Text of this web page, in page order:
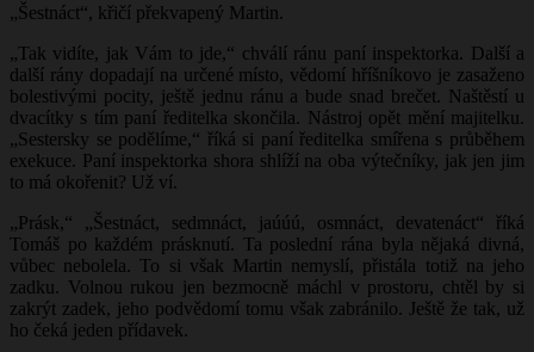
„Šestnáct“, křičí překvapený Martin.
„Tak vidíte, jak Vám to jde,“ chválí ránu paní inspektorka. Další a
další rány dopadají na určené místo, vědomí hříšníkovo je zasaženo
bolestivými pocity, ještě jednu ránu a bude snad brečet. Naštěstí u
dvacítky s tím paní ředitelka skončila. Nástroj opět mění majitelku.
„Sestersky se podělíme,“ říká si paní ředitelka smířena s průběhem
exekuce. Paní inspektorka shora shlíží na oba výtečníky, jak jen jim
to má okořenit? Už ví.
„Prásk,“ „Šestnáct, sedmnáct, jaúúú, osmnáct, devatenáct“ říká
Tomáš po každém prásknutí. Ta poslední rána byla nějaká divná,
vůbec nebolela. To si však Martin nemyslí, přistála totiž na jeho
zadku. Volnou rukou jen bezmocně máchl v prostoru, chtěl by si
zakrýt zadek, jeho podvědomí tomu však zabránilo. Ještě že tak, už
ho čeká jeden přídavek.